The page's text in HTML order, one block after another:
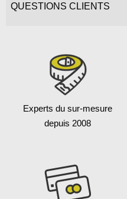
QUESTIONS CLIENTS
Experts du sur-mesure
depuis 2008